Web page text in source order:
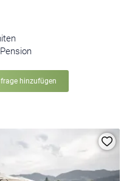
hinzufügen